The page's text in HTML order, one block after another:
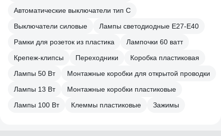
Автоматические выключатели тип C
Выключатели силовые
Лампы светодиодные E27-E40
Рамки для розеток из пластика
Лампочки 60 ватт
Крепеж-клипсы
Переходники
Коробка пластиковая
Лампы 50 Вт
Монтажные коробки для открытой проводки
Лампы 13 Вт
Монтажные коробки пластиковые
Лампы 100 Вт
Клеммы пластиковые Зажимы